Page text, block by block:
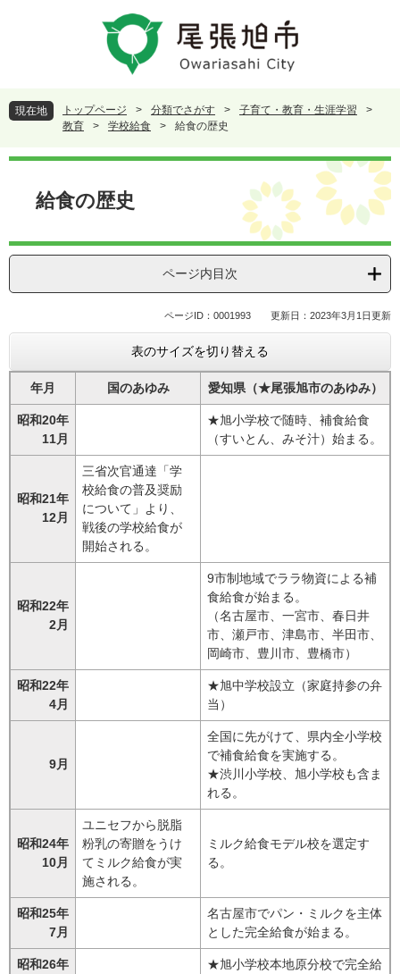
頭
で
。
飛
ば
て
現在地 トップページ > 分類でさがす > 子育て・教育・生涯学習
>
教育
> 学校給食 > 給食の歴史
本
給食の歴史
ページ内目次
ページID：0001993 更新日：2023年3月1日更新
表のサイズを切り替える
年月 国のあゆみ 愛知県（★尾張旭市のあゆみ）
昭和20年
11月
★旭小学校で随時、補食給食
（すいとん、みそ汁）始まる。
昭和21年
12月
三省次官通達「学
校給食の普及奨励
について」より、
戦後の学校給食が
開始される。
昭和22年
2月
9市制地域でララ物資による補
食給食が始まる。
（名古屋市、一宮市、春日井
市、瀬戸市、津島市、半田市、
岡崎市、豊川市、豊橋市）
昭和22年
4月
★旭中学校設立（家庭持参の弁
当）
9月
全国に先がけて、県内全小学校
で補食給食を実施する。
★渋川小学校、旭小学校も含ま
れる。
昭和24年
10月
ユニセフから脱脂
粉乳の寄贈をうけ
てミルク給食が実
施される。
ミルク給食モデル校を選定す
る。
昭和25年
7月
名古屋市でパン・ミルクを主体
とした完全給食が始まる。
昭和26年
★旭小学校本地原分校で完全給